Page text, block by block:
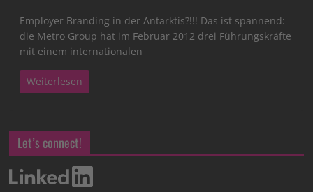
Employer Branding in der Antarktis?!!! Das ist spannend:
die Metro Group hat im Februar 2012 drei Führungskräfte
mit einem internationalen
Weiterlesen
Let’s connect!